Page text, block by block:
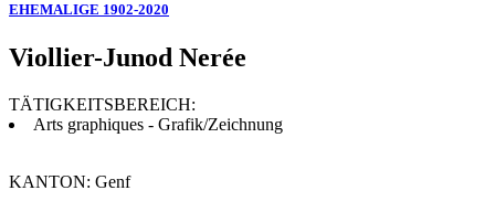
EHEMALIGE 1902-2020
Viollier-Junod Nerée
TÄTIGKEITSBEREICH:
Arts graphiques - Grafik/Zeichnung
KANTON: Genf